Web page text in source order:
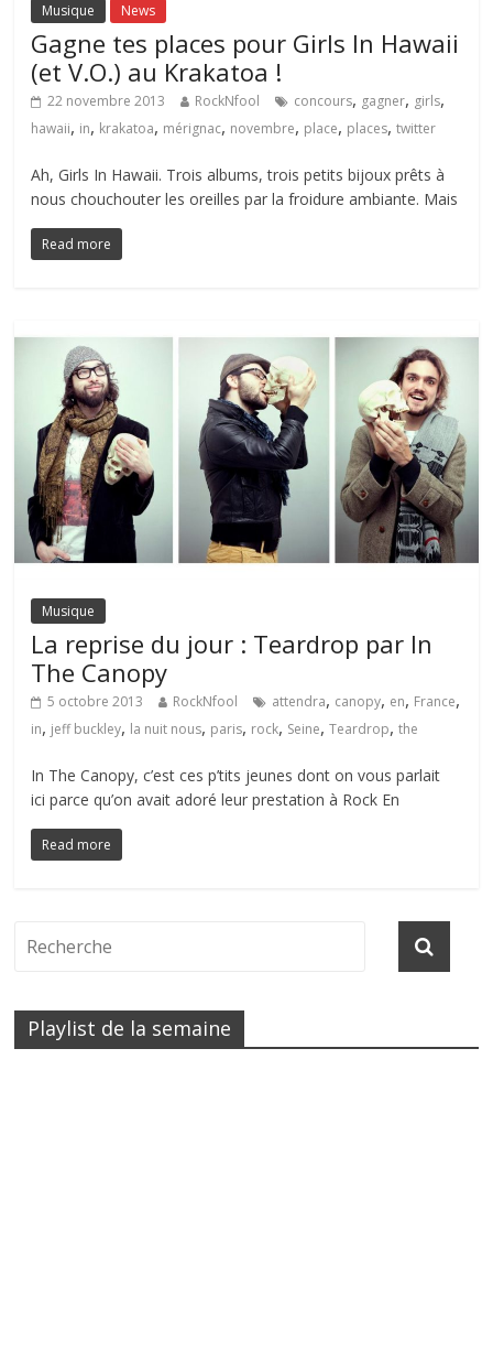
Musique News
Gagne tes places pour Girls In Hawaii
(et V.O.) au Krakatoa !
22 novembre 2013 RockNfool concours, gagner, girls,
hawaii, in, krakatoa, mérignac, novembre, place, places,twitter
Ah, Girls In Hawaii. Trois albums, trois petits bijoux prêts à
nous chouchouter les oreilles par la froidure ambiante. Mais
Read more
Musique
La reprise du jour : Teardrop par In
The Canopy
5 octobre 2013 RockNfool attendra, canopy, en, France,
in, jeff buckley, la nuit nous, paris, rock, Seine,Teardrop,the
In The Canopy, c’est ces p’tits jeunes dont on vous parlait
ici parce qu’on avait adoré leur prestation à Rock En
Read more
Playlist de la semaine